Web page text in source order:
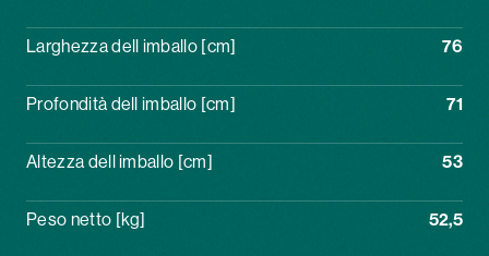
Larghezza dell imballo [cm] 76
Profondità dell imballo [cm] 71
Altezza dell imballo [cm] 53
Peso netto [kg] 52,5